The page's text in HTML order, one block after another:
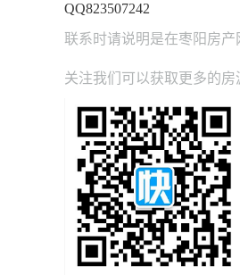
QQ823507242
联系时请说明是在枣阳房产
关注我们可以获取更多的房